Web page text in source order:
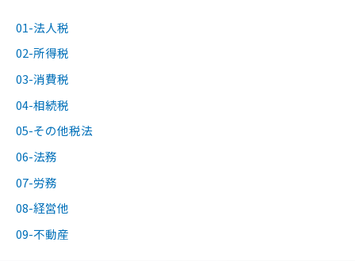
01-法人税
02-所得税
03-消費税
04-相続税
05-その他税法
06-法務
07-労務
08-経営他
09-不動産